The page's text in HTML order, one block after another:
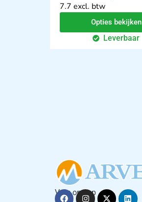
7.7 excl. btw
Opties bekijken
Leverbaar
Volg ons op